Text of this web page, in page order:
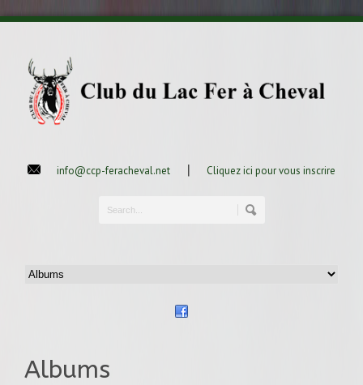
info@ccp-feracheval.net | Cliquez ici pour vous inscrire
Albums